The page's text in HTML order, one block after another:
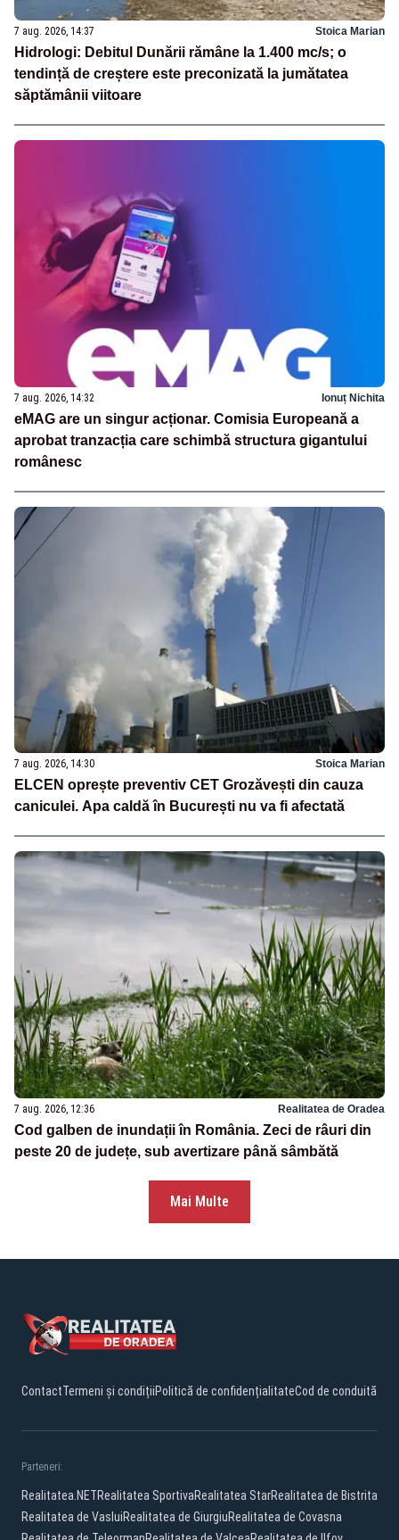
7 aug. 2026, 14:37 Stoica Marian
Hidrologi: Debitul Dunării rămâne la 1.400 mc/s; o
tendință de creștere este preconizată la jumătatea
săptămânii viitoare
7 aug. 2026, 14:32 Ionuț Nichita
eMAG are un singur acționar. Comisia Europeană a
aprobat tranzacția care schimbă structura gigantului
românesc
7 aug. 2026, 14:30 Stoica Marian
ELCEN oprește preventiv CET Grozăvești din cauza
caniculei. Apa caldă în București nu va fi afectată
7 aug. 2026, 12:36 Realitatea de Oradea
Cod galben de inundații în România. Zeci de râuri din
peste 20 de județe, sub avertizare până sâmbătă
Mai Multe
ContactTermeni și condițiiPolitică de confidențialitateCod de conduită
Parteneri:
Realitatea.NETRealitatea SportivaRealitatea StarRealitatea de Bistrita
Realitatea de VasluiRealitatea de GiurgiuRealitatea de Covasna